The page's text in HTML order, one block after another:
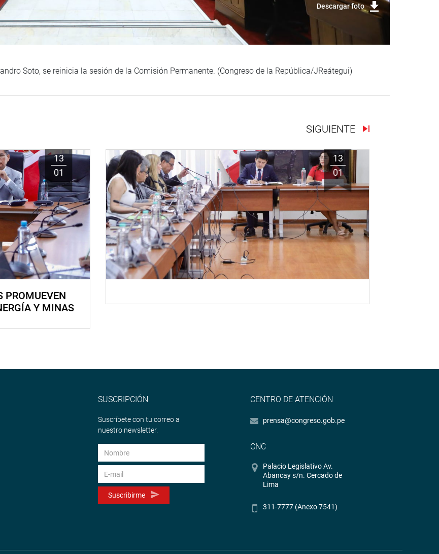
Descargar foto
Soto, se reinicia la sesión de la Comisión Permanente. (Congreso de la República/JReátegui)
SIGUIENTE
13
01
PROMUEVEN
Y MINAS
13
01
SUSCRIPCIÓN
Suscríbete con tu correo a
nuestro newsletter.
Suscribirme
CENTRO DE ATENCIÓN
prensa@congreso.gob.pe
CNC
Palacio Legislativo Av.
Abancay s/n. Cercado de
Lima
311-7777 (Anexo 7541)